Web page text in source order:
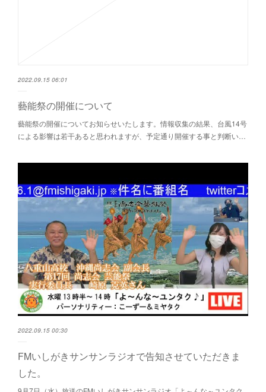
2022.09.15 06:01
藝能祭の開催について
藝能祭の開催についてお知らせいたします。情報収集の結果、台風14号
による影響は若干あると思われますが、予定通り開催する事と判断い…
2022.09.15 00:30
FMいしがきサンサンラジオで告知させていただきま
した。